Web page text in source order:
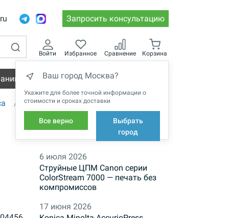
Запросить консультацию
Войти Избранное Сравнение Корзина
Ваш город Москва?
Укажите для более точной информации о
стоимости и сроках доставки
Все верно
Выбрать
город
Вакансии
НОВОСТИ
6 июля 2026
Струйные ЦПМ Canon серии
ColorStream 7000 — печать без
компромиссов
17 июня 2026